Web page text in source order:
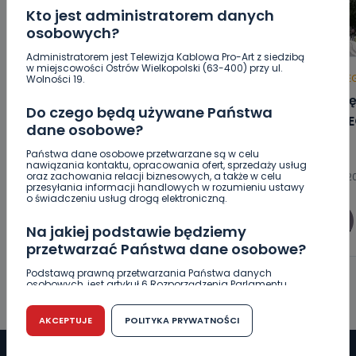
Kto jest administratorem danych
osobowych?
Administratorem jest Telewizja Kablowa Pro-Art z siedzibą
w miejscowości Ostrów Wielkopolski (63-400) przy ul.
Wolności 19.
Do czego będą używane Państwa
dane osobowe?
Państwa dane osobowe przetwarzane są w celu
nawiązania kontaktu, opracowania ofert, sprzedaży usług
oraz zachowania relacji biznesowych, a także w celu
przesyłania informacji handlowych w rozumieniu ustawy
o świadczeniu usług drogą elektroniczną.
Na jakiej podstawie będziemy
przetwarzać Państwa dane osobowe?
Podstawą prawną przetwarzania Państwa danych
osobowych, jest artykuł 6 Rozporządzenia Parlamentu
r. w sprawie ochrony osób fizycznych w związku z
przetwarzaniem danych osobowych w sprawie
swobodnego przepływu takich danych oraz uchylenia
dyrektywy 95/46/WE (RODO).
AKCEPTUJE POLITYKA PRYWATNOŚCI
HOT REGION
gminie. Ilu faktycznie cudzoziemców
08.08.2026 15:11
Co